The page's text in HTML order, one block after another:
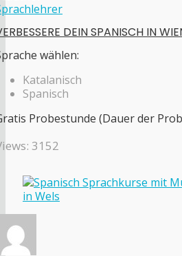
DEIN SPANISCH IN
wählen:
Katalanisch
Spanisch
Probestunde (Dauer der
3152